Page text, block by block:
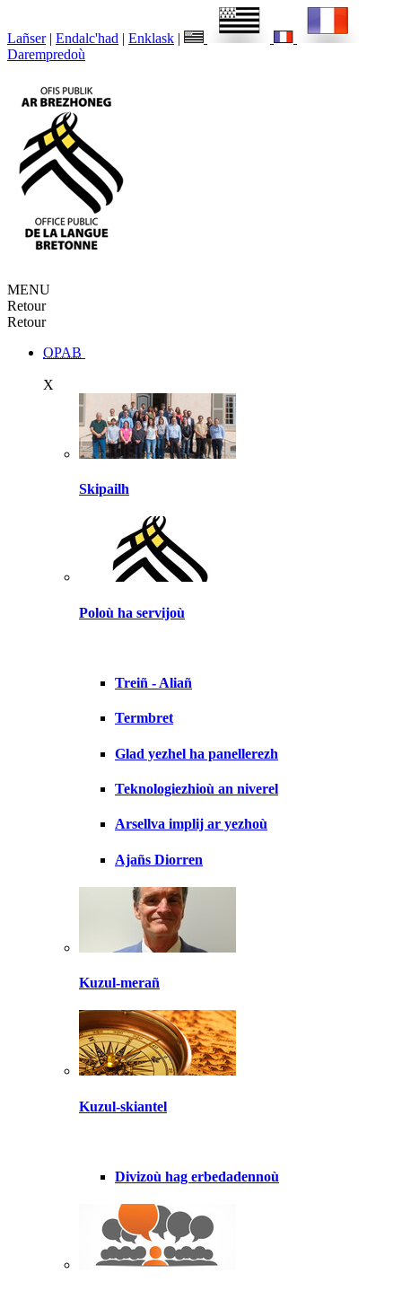
Lañser | Endalc'had | Enklask |
Darempredoù
MENU
Retour
Retour
OPAB
X
Skipailh
Poloù ha servijoù
Treiñ - Aliañ
Termbret
Glad yezhel ha panellerezh
Teknologiezhioù an niverel
Arsellva implij ar yezhoù
Ajañs Diorren
Kuzul-merañ
Kuzul-skiantel
Divizoù hag erbedadennoù